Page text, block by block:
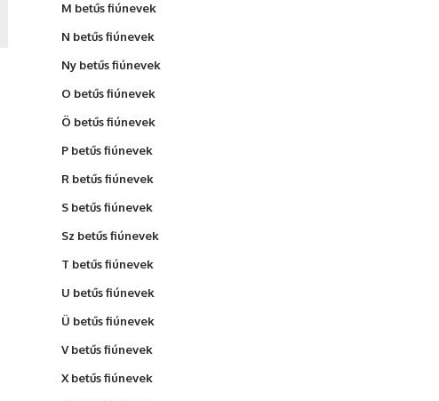
M betűs fiúnevek
N betűs fiúnevek
Ny betűs fiúnevek
O betűs fiúnevek
Ö betűs fiúnevek
P betűs fiúnevek
R betűs fiúnevek
S betűs fiúnevek
Sz betűs fiúnevek
T betűs fiúnevek
U betűs fiúnevek
Ü betűs fiúnevek
V betűs fiúnevek
X betűs fiúnevek